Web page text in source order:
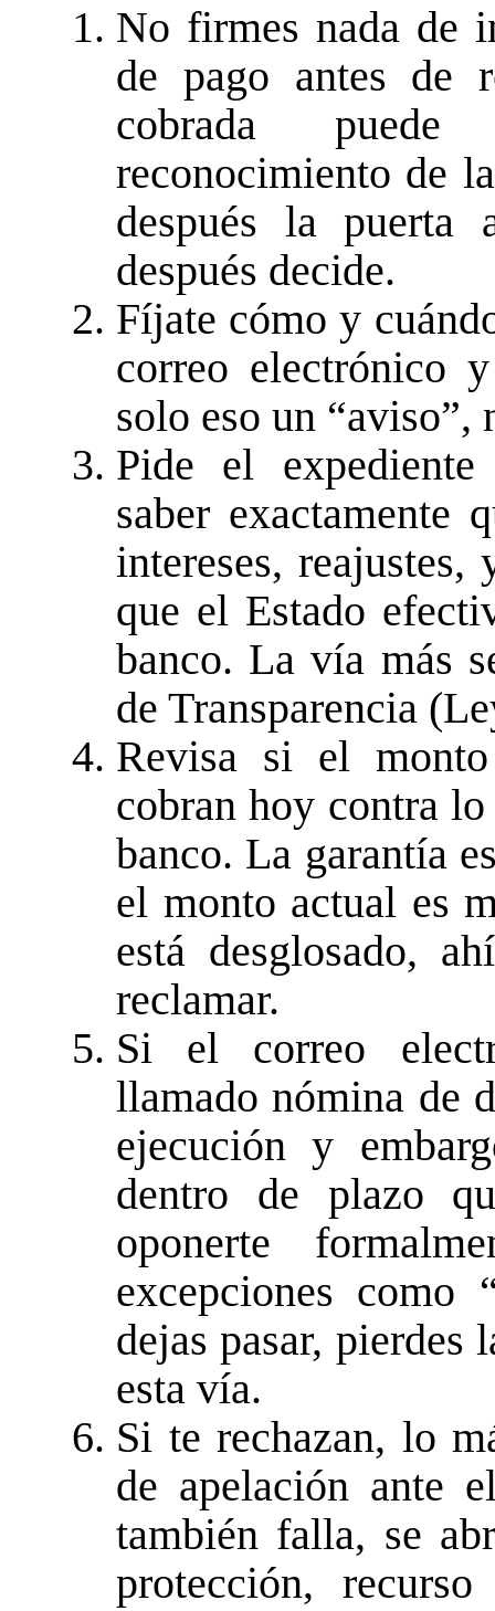
No firmes nada de
de pago antes de
cobrada
reconocimiento de
después la puerta
después decide.
Fíjate cómo y
correo electrónico
solo eso un
Pide el
saber exactamente
intereses,
que el Estado
banco. La vía más
de Transparencia
Revisa si el
cobran hoy contra
banco. La garantía
el monto actual es
está desglosado,
reclamar.
Si el correo
llamado nómina de
ejecución y
dentro de plazo
oponerte
excepciones
dejas pasar,
esta vía.
Si te rechazan, lo
de apelación ante
también falla, se
protección,